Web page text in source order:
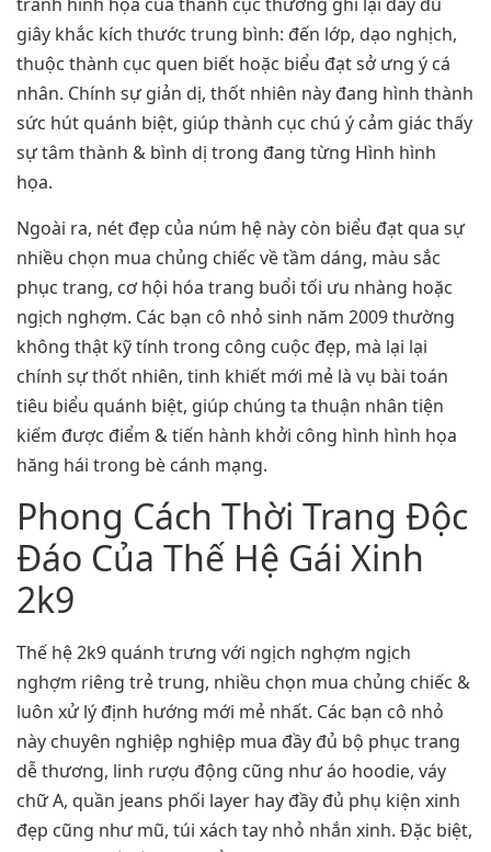
giây khắc kích thước trung bình: đến lớp, dạo nghịch,
thuộc thành cục quen biết hoặc biểu đạt sở ưng ý cá
nhân. Chính sự giản dị, thốt nhiên này đang hình thành
sức hút quánh biệt, giúp thành cục chú ý cảm giác thấy
sự tâm thành & bình dị trong đang từng Hình hình
họa.
Ngoài ra, nét đẹp của núm hệ này còn biểu đạt qua sự
nhiều chọn mua chủng chiếc về tầm dáng, màu sắc
phục trang, cơ hội hóa trang buổi tối ưu nhàng hoặc
ngịch nghợm. Các bạn cô nhỏ sinh năm 2009 thường
không thật kỹ tính trong công cuộc đẹp, mà lại lại
chính sự thốt nhiên, tinh khiết mới mẻ là vụ bài toán
tiêu biểu quánh biệt, giúp chúng ta thuận nhân tiện
kiếm được điểm & tiến hành khởi công hình hình họa
hăng hái trong bè cánh mạng.
Phong Cách Thời Trang Độc
Đáo Của Thế Hệ Gái Xinh
2k9
Thế hệ 2k9 quánh trưng với ngịch nghợm ngịch
nghợm riêng trẻ trung, nhiều chọn mua chủng chiếc &
luôn xử lý định hướng mới mẻ nhất. Các bạn cô nhỏ
này chuyên nghiệp nghiệp mua đầy đủ bộ phục trang
dễ thương, linh rượu động cũng như áo hoodie, váy
chữ A, quần jeans phối layer hay đầy đủ phụ kiện xinh
đẹp cũng như mũ, túi xách tay nhỏ nhắn xinh. Đặc biệt,